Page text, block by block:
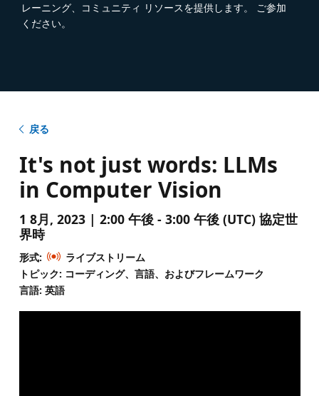
レーニング、コミュニティ リソースを提供します。 ご参加
ください。
戻る
It's not just words: LLMs
in Computer Vision
1 8月, 2023 | 2:00 午後 - 3:00 午後 (UTC) 協定世
界時
形式:
ライブストリーム
トピック: コーディング、言語、およびフレームワーク
言語: 英語